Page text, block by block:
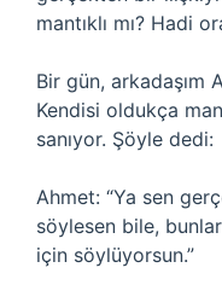
mantıklı mı? Hadi
Bir gün, arkadaşım
Kendisi oldukça
sanıyor. Şöyle dedi:
Ahmet: “Ya sen
söylesen bile,
için söylüyorsun.”